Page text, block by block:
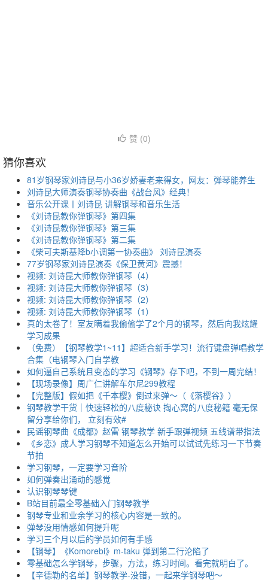
赞 (0)
猜你喜欢
81岁钢琴家刘诗昆与小36岁娇妻老来得女，网友：弹琴能养生
刘诗昆大师演奏钢琴协奏曲《战台风》经典！
音乐公开课丨刘诗昆 讲解钢琴和音乐生活
《刘诗昆教你弹钢琴》第四集
《刘诗昆教你弹钢琴》第三集
《刘诗昆教你弹钢琴》第二集
《柴可夫斯基降b小调第一协奏曲》 刘诗昆演奏
77岁钢琴家刘诗昆演奏《保卫黄河》震撼！
视频: 刘诗昆大师教你弹钢琴（4）
视频: 刘诗昆大师教你弹钢琴（3）
视频: 刘诗昆大师教你弹钢琴（2）
视频: 刘诗昆大师教你弹钢琴（1）
真的太卷了！室友瞒着我偷偷学了2个月的钢琴，然后向我炫耀
学习成果
（免费）【钢琴教学1~11】超适合新手学习！流行键盘弹唱教学
合集（电钢琴入门自学教
如何逼自己系统且变态的学习《钢琴》存下吧，不到一周完结！
【现场录像】周广仁讲解车尔尼299教程
【完整版】假如把《千本樱》倒过来弹～（《落樱谷》）
钢琴教学干货｜快速轻松的八度秘诀 掏心窝的八度秘籍 毫无保
留分享给你们， 立刻有效#
民谣钢琴曲《成都》赵雷 钢琴教学 新手跟弹视频 五线谱带指法
《乡恋》成人学习钢琴不知道怎么开始可以试试先练习一下节奏
节拍
学习钢琴，一定要学习音阶
如何弹奏出涌动的感觉
认识钢琴琴键
B站目前最全零基础入门钢琴教学
钢琴专业和业余学习的核心内容是一致的。
弹琴没用情感如何提升呢
学习三个月以后的学员如何有手感
【钢琴】《Komorebi》m-taku 弹到第二行沦陷了
零基础怎么学钢琴，步骤，方法，练习时间。看完就明白了。
【辛德勒的名单】钢琴教学-没错，一起来学钢琴吧～